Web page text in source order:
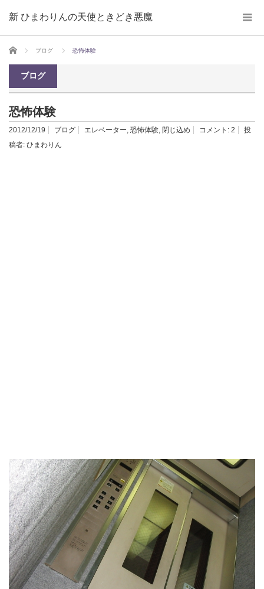
新 ひまわりんの天使ときどき悪魔
ホーム ブログ 恐怖体験
ブログ
恐怖体験
2012/12/19 ブログ エレベーター, 恐怖体験, 閉じ込め コメント: 2
投
稿者: ひまわりん